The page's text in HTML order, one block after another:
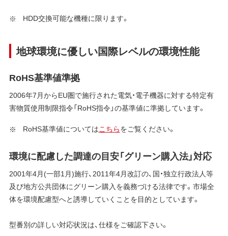
HDD交換可能な機種に限ります。
地球環境に優しい国際レベルの環境性能
RoHS基準値準拠
2006年7月からEU圏で施行された電気・電子機器に対する特定有
害物質使用制限指令「RoHS指令」の基準値に準拠しています。
RoHS基準値についてはこちらをご覧ください。
環境に配慮した調達の目安「グリーン購入法」対応
2001年4月(一部1月)施行、2011年4月改訂の、国・独立行政法人等
及び地方公共団体にグリーン購入を義務づける法律です。市場全
体を環境配慮型へと誘導していくことを目的としています。
型番別の詳しい対応状況は、仕様をご確認下さい。